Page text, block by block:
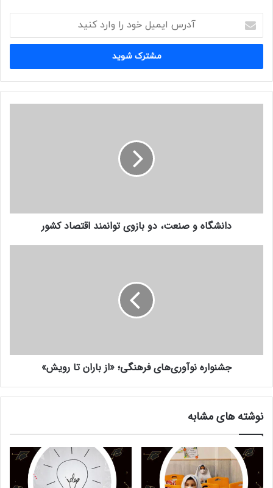
ایمیل
خود
وارد
کنید
دانشگاه و صنعت، دو بازوی توانمند اقتصاد کشور
جشنواره نوآوری‌های فرهنگی؛ «از باران تا رویش»
نوشته های مشابه